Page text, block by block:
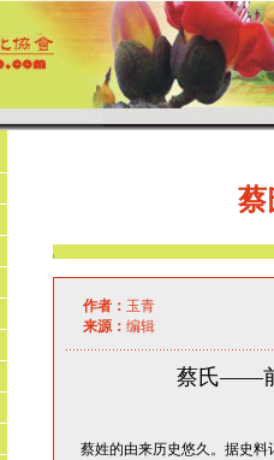
作者： 玉青
来源： 编辑
蔡氏——
蔡姓的由来历史悠久。据史料